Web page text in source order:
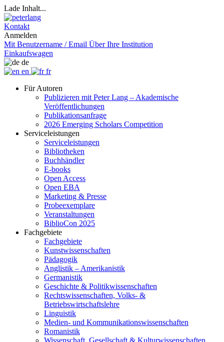
Lade Inhalt...
Kontakt
Anmelden
Mit Benutzername / Email Über Ihre Institution
Einkaufswagen
de
en
fr
Für Autoren
Publizieren mit Peter Lang – Akademische
Veröffentlichungen
Publikationsanfrage
2026 Emerging Scholars Competition
Serviceleistungen
Serviceleistungen
Bibliotheken
Buchhändler
E-books
Open Access
Open EBA
Marketing & Presse
Probeexemplare
Veranstaltungen
BiblioCon 2025
Fachgebiete
Fachgebiete
Kunstwissenschaften
Pädagogik
Anglistik – Amerikanistik
Germanistik
Geschichte & Politikwissenschaften
Rechtswissenschaften, Volks- &
Betriebswirtschaftslehre
Linguistik
Medien- und Kommunikationswissenschaften
Romanistik
Wissenschaft, Gesellschaft & Kulturwissenschaften